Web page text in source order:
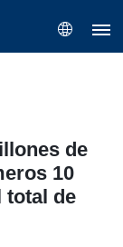
de
10
total de